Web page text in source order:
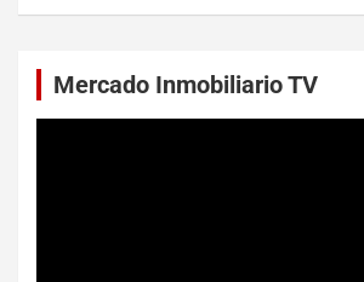
Mercado Inmobiliario TV